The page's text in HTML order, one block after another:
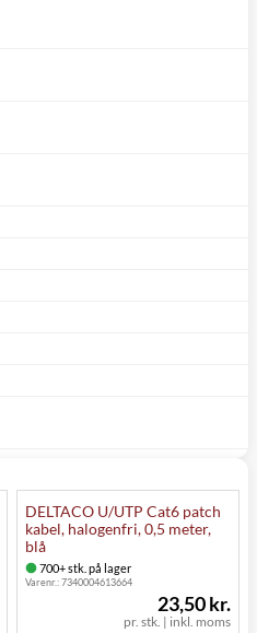
DELTACO U/UTP Cat6 patch
kabel, halogenfri, 0,5 meter,
blå
700+ stk. på lager
Varenr.:7340004613664
pr. stk. | inkl. moms
23,50 kr.